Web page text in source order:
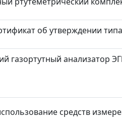
об утверждении
газортутный анализатор
средств